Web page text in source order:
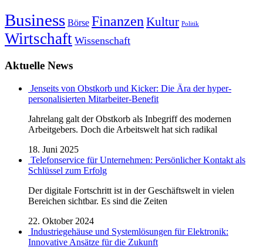
Business Börse Finanzen Kultur Politik
Wirtschaft Wissenschaft
Aktuelle News
Jenseits von Obstkorb und Kicker: Die Ära der hyper-
personalisierten Mitarbeiter-Benefit
Jahrelang galt der Obstkorb als Inbegriff des modernen
Arbeitgebers. Doch die Arbeitswelt hat sich radikal
18. Juni 2025
Telefonservice für Unternehmen: Persönlicher Kontakt als
Schlüssel zum Erfolg
Der digitale Fortschritt ist in der Geschäftswelt in vielen
Bereichen sichtbar. Es sind die Zeiten
22. Oktober 2024
Industriegehäuse und Systemlösungen für Elektronik:
Innovative Ansätze für die Zukunft